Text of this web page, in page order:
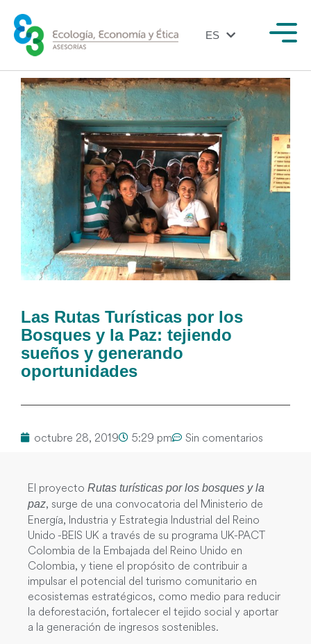
ES
EN
Las Rutas Turísticas por los
Bosques y la Paz: tejiendo
sueños y generando
oportunidades
octubre 28, 2019 5:29 pm Sin comentarios
El proyecto Rutas turísticas por los bosques y la
paz, surge de una convocatoria del Ministerio de
Energía, Industria y Estrategia Industrial del Reino
Unido -BEIS UK a través de su programa UK-PACT
Colombia de la Embajada del Reino Unido en
Colombia, y tiene el propósito de contribuir a
impulsar el potencial del turismo comunitario en
ecosistemas estratégicos, como medio para reducir
la deforestación, fortalecer el tejido social y aportar
a la generación de ingresos sostenibles.